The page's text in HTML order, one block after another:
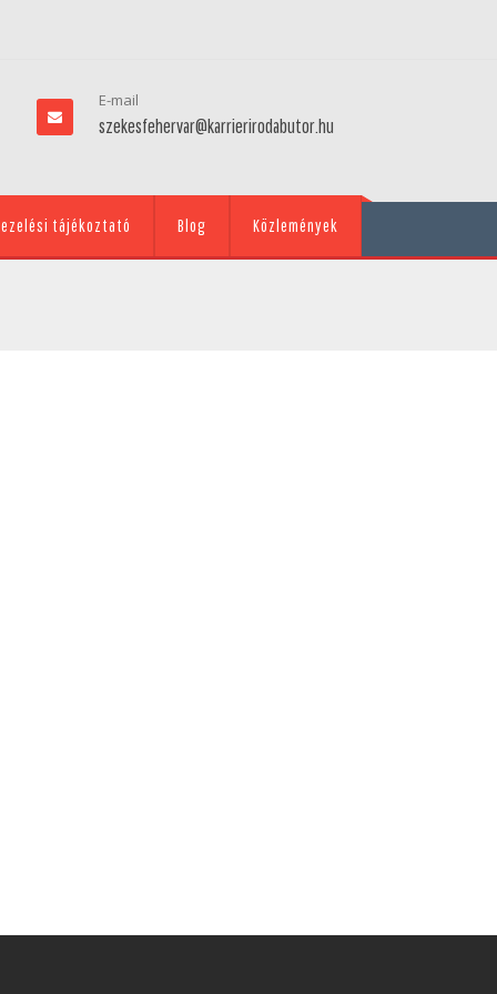
E-mail
szekesfehervar@karrierirodabutor.hu
tájékoztató Blog Közlemények